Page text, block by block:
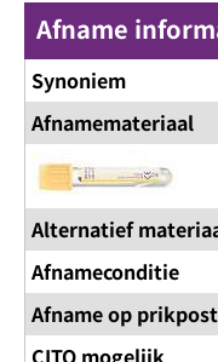
Afname
Synoniem
Afnamemateriaal
Alternatief
Afnameconditie
Afname op
CITO mogelijk